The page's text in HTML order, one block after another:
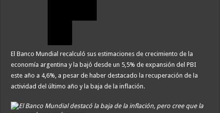
El Banco Mundial recalculó sus estimaciones de crecimiento de la
economía argentina y la bajó desde un 5,5% de expansión del PBI
este año a 4,6%, a pesar de haber destacado la recuperación de la
actividad del último año y la baja de la inflación.